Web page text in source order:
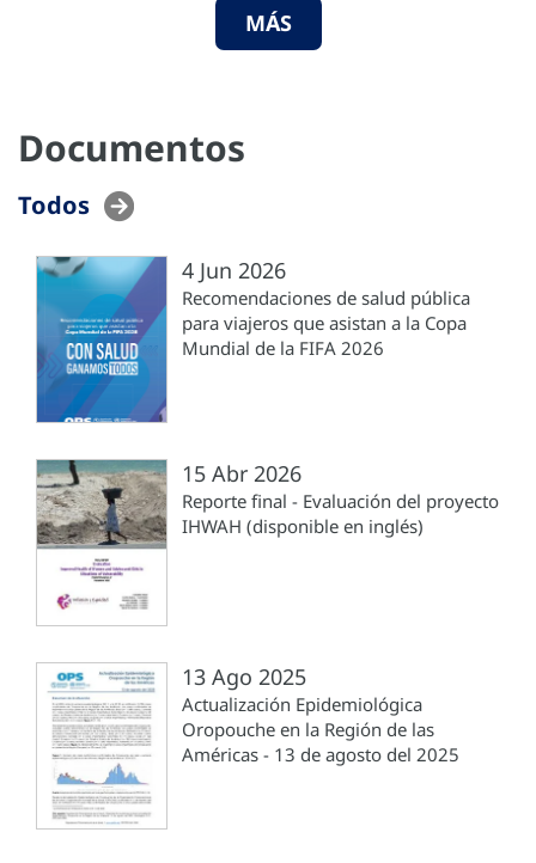
MÁS
Documentos
Todos
4 Jun 2026
Recomendaciones de salud pública
para viajeros que asistan a la Copa
Mundial de la FIFA 2026
15 Abr 2026
Reporte final - Evaluación del proyecto
IHWAH (disponible en inglés)
13 Ago 2025
Actualización Epidemiológica
Oropouche en la Región de las
Américas - 13 de agosto del 2025